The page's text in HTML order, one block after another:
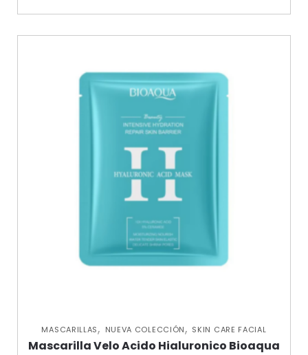
MASCARILLAS, NUEVA COLECCIÓN, SKIN CARE FACIAL
Mascarilla Velo Acido Hialuronico Bioaqua